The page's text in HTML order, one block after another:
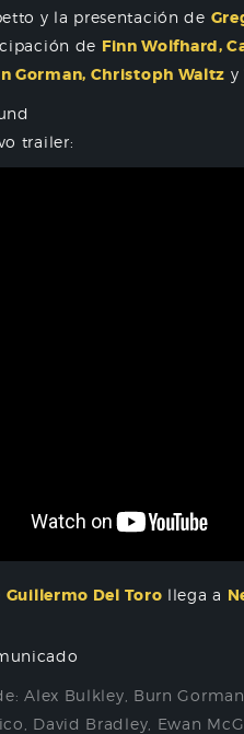
y la presentación de
de Finn Wolfhard,
Gorman, Christoph Waltz y
trailer:
Guillermo Del Toro llega a
Alex Bulkley ​​Burn Gorman
David Bradley Ewan